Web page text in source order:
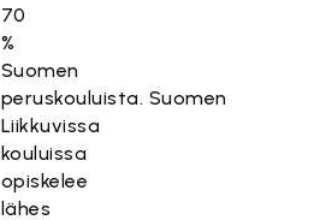
70
%
Suomen
peruskouluista. Suomen
Liikkuvissa
kouluissa
opiskelee
lähes